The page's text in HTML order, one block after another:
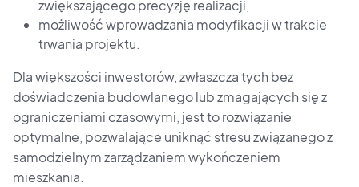
zwiększającego precyzję realizacji,
możliwość wprowadzania modyfikacji w trakcie
trwania projektu.
Dla większości inwestorów, zwłaszcza tych bez
doświadczenia budowlanego lub zmagających się z
ograniczeniami czasowymi, jest to rozwiązanie
optymalne, pozwalające uniknąć stresu związanego z
samodzielnym zarządzaniem wykończeniem
mieszkania.